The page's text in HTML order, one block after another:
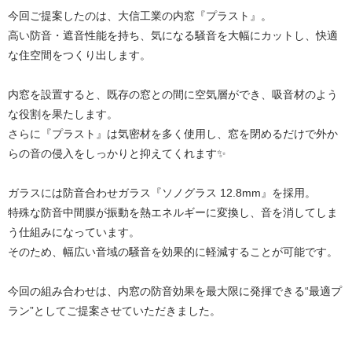
今回ご提案したのは、大信工業の内窓『プラスト』。
高い防音・遮音性能を持ち、気になる騒音を大幅にカットし、快適
な住空間をつくり出します。
内窓を設置すると、既存の窓との間に空気層ができ、吸音材のよう
な役割を果たします。
さらに『プラスト』は気密材を多く使用し、窓を閉めるだけで外か
らの音の侵入をしっかりと抑えてくれます✨
ガラスには防音合わせガラス『ソノグラス 12.8mm』を採用。
特殊な防音中間膜が振動を熱エネルギーに変換し、音を消してしま
う仕組みになっています。
そのため、幅広い音域の騒音を効果的に軽減することが可能です。
今回の組み合わせは、内窓の防音効果を最大限に発揮できる“最適プ
ラン”としてご提案させていただきました。